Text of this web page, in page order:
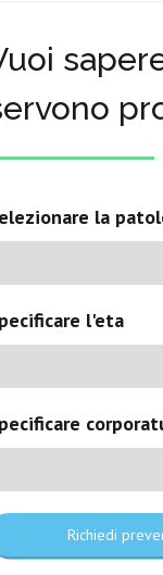
la
l'eta
Richiedi